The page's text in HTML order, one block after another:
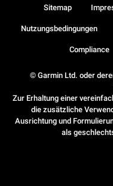
© Garmin Ltd. oder
Zur Erhaltung einer
die zusätzliche
Ausrichtung und
als
Sitemap
Nutzungsbedingungen
Compliance